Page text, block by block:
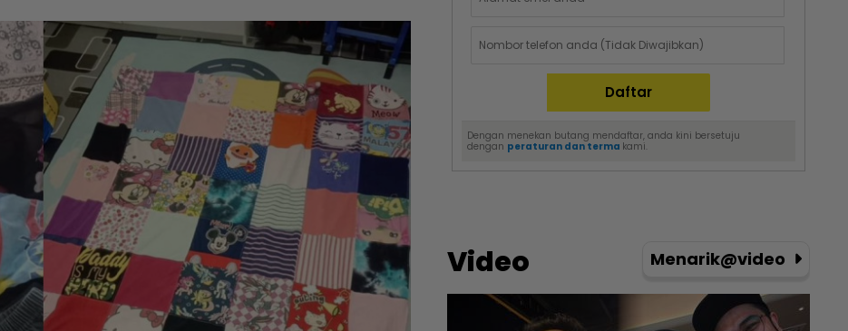
Dengan menekan butang mendaftar, anda kini bersetuju
dengan peraturan dan terma kami.
Video Menarik@video